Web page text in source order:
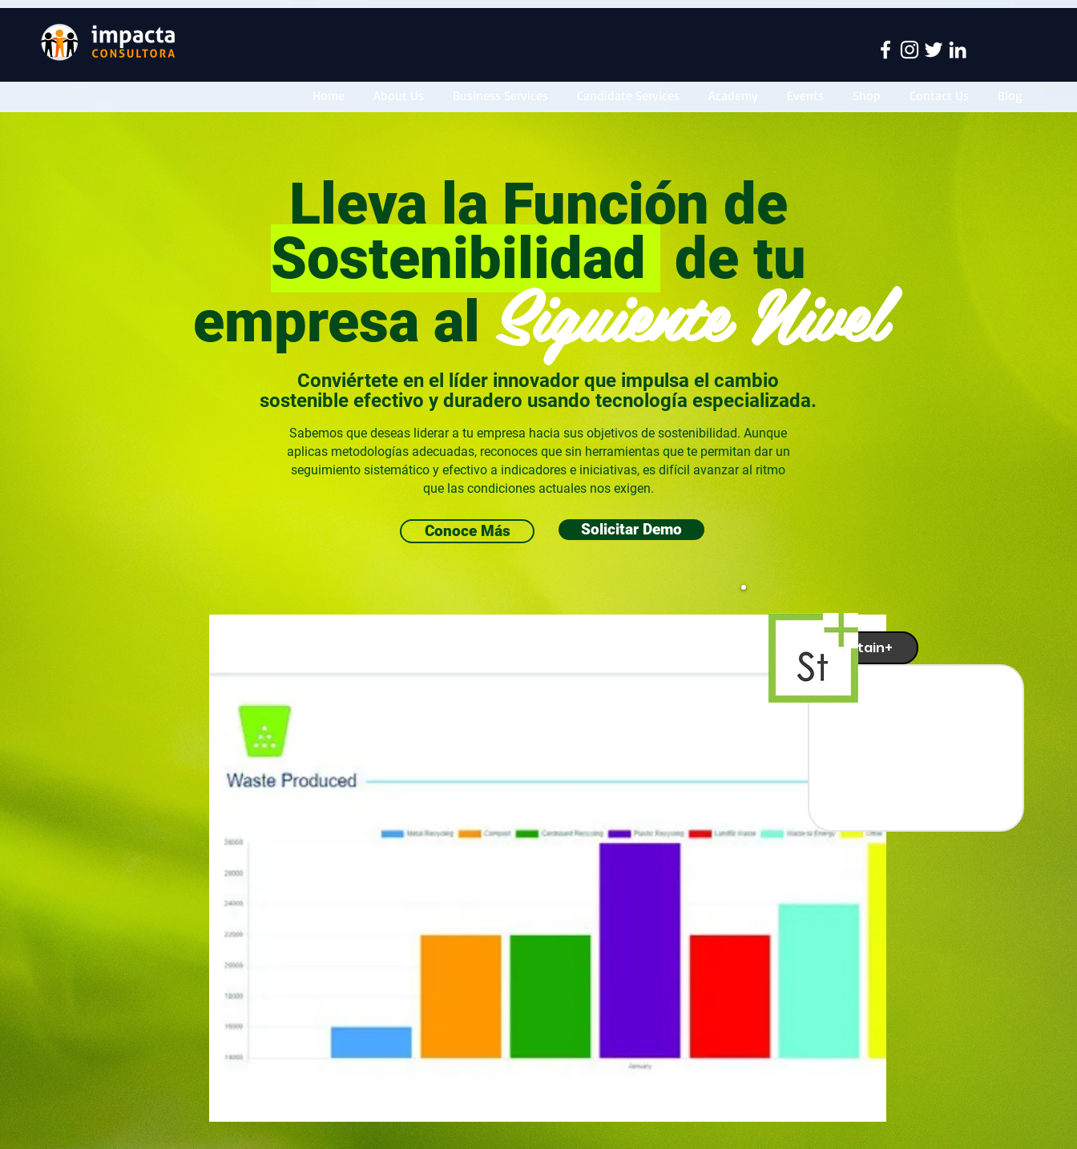
Candidate Services Academy Events Shop Contact Us Blog
Lleva la Función de
Sostenibilidad de tu
empresa al Siguiente Nivel
Conviértete en el líder innovador que impulsa el cambio
sostenible efectivo y duradero usando tecnología especializada.
Sabemos que deseas liderar a tu empresa hacia sus objetivos de sostenibilidad. Aunque
aplicas metodologías adecuadas, reconoces que sin herramientas que te permitan dar un
seguimiento sistemático y efectivo a indicadores e iniciativas, es difícil avanzar al ritmo
que las condiciones actuales nos exigen.
Conoce Más Solicitar Demo
Sustain+